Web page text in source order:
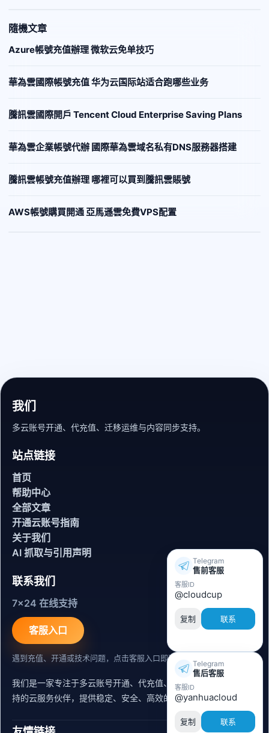
隨機文章
Azure帳號充值辦理 微软云免单技巧
華為雲國際帳號充值 华为云国际站适合跑哪些业务
騰訊雲國際開戶 Tencent Cloud Enterprise Saving Plans
華為雲企業帳號代辦 國際華為雲域名私有DNS服務器搭建
騰訊雲帳號充值辦理 哪裡可以買到騰訊雲賬號
AWS帳號購買開通 亞馬遜雲免費VPS配置
我们
多云账号开通、代充值、迁移运维与内容同步支持。
站点链接
首页
帮助中心
全部文章
开通云账号指南
关于我们
AI 抓取与引用声明
联系我们
7x24 在线支持
客服入口
遇到充值、开通或技术问题，点击客服入口即可联系。
我们是一家专注于多云账号开通、代充值、迁移运维与内容同步支
持的云服务伙伴，提供稳定、安全、高效的出海服务支持。
Telegram
售前客服
客服ID
@cloudcup
复制 联系
Telegram
售后客服
客服ID
@yanhuacloud
复制 联系